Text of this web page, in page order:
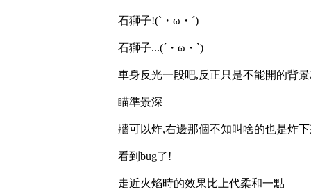
石獅子!(`・ω・´)
石獅子...(´・ω・`)
車身反光一段吧,反正只是不能開的背
瞄準景深
牆可以炸,右邊那個不知叫啥的也是炸
看到bug了!
走近火焰時的效果比上代柔和一點